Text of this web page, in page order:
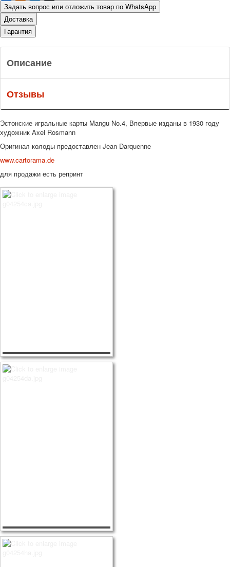
Задать вопрос или отложить товар по WhatsApp
Доставка
Гарантия
Описание
Отзывы
Эстонские игральные карты Mangu No.4, Впервые изданы в 1930 году
художник Axel Rosmann
Оригинал колоды предоставлен Jean Darquenne
www.cartorama.de
для продажи есть репринт